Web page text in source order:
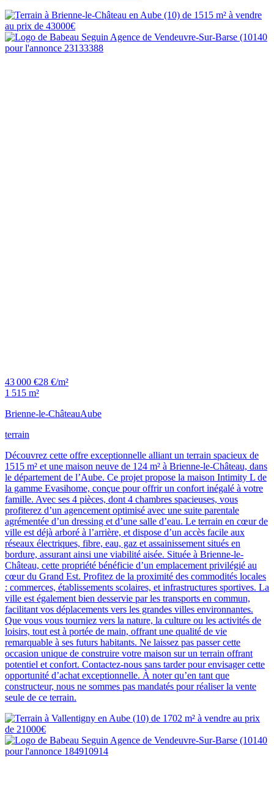
43 000 €28 €/m²
1 515 m²
Brienne-le-ChâteauAube
terrain
Découvrez cette offre exceptionnelle alliant un terrain spacieux de
1515 m² et une maison neuve de 124 m² à Brienne-le-Château, dans
le département de l’Aube. Ce projet propose la maison Intimity L de
la gamme Evasihome, conçue pour offrir un confort inégalé à votre
famille. Avec ses 4 pièces, dont 4 chambres spacieuses, vous
profiterez d’un agencement optimisé avec une suite parentale
agrémentée d’un dressing et d’une salle d’eau. Le terrain en cœur de
ville est déjà arboré à l’arrière, et dispose d’un accès facile aux
réseaux électriques, fibre, eau, gaz et assainissement situés en
bordure, assurant ainsi une viabilité aisée. Située à Brienne-le-
Château, cette propriété bénéficie d’un emplacement privilégié au
cœur du Grand Est. Profitez de la proximité des commodités locales
: commerces, établissements scolaires, et infrastructures sportives. La
ville est également bien desservie par les transports en commun,
facilitant vos déplacements vers les grandes villes environnantes.
Que vous vous tourniez vers la nature, la culture ou les activités de
loisirs, tout est à portée de main, offrant une qualité de vie
remarquable à ses futurs habitants. Ne laissez pas passer cette
occasion unique de construire votre maison sur un terrain offrant
potentiel et confort. Contactez-nous sans tarder pour envisager cette
opportunité d’achat exceptionnelle. À noter qu’en tant que
constructeur, nous ne sommes pas mandatés pour réaliser la vente
seule de ce terrain.